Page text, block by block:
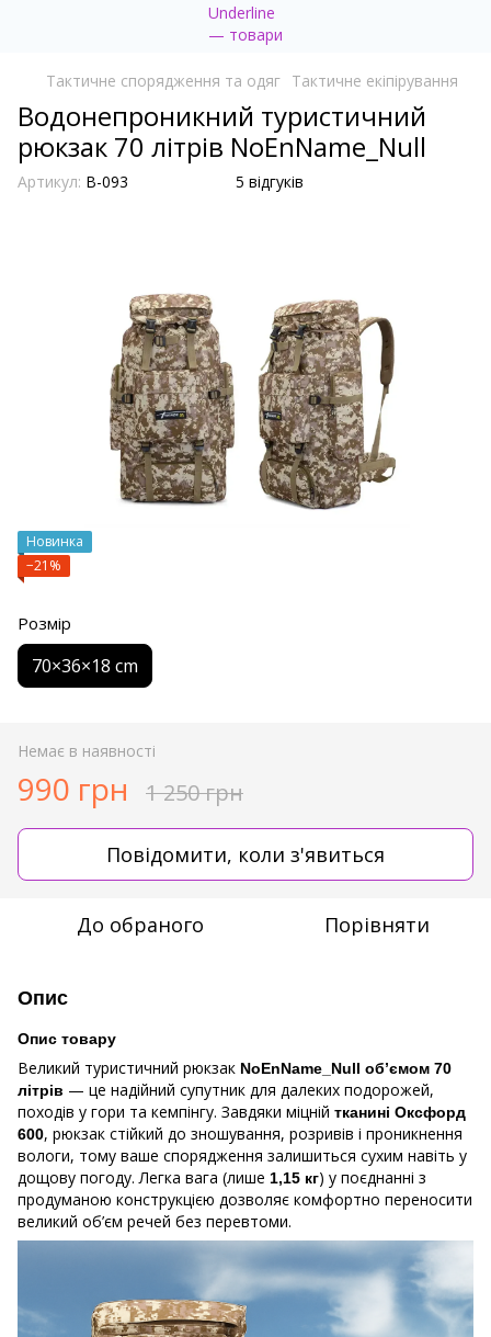
Тактичне спорядження та одяг Тактичне екіпірування
Водонепроникний туристичний
рюкзак 70 літрів NoEnName_Null
Артикул: B-093 5 відгуків
Новинка
−21%
Розмір
70×36×18 cm
Немає в наявності
990 грн 1 250 грн
Повідомити, коли з'явиться
До обраного Порівняти
Опис
Опис товару
Великий туристичний рюкзак NoEnName_Null об’ємом 70
літрів — це надійний супутник для далеких подорожей,
походів у гори та кемпінгу. Завдяки міцній тканині Оксфорд
600, рюкзак стійкий до зношування, розривів і проникнення
вологи, тому ваше спорядження залишиться сухим навіть у
дощову погоду. Легка вага (лише 1,15 кг) у поєднанні з
продуманою конструкцією дозволяє комфортно переносити
великий об’єм речей без перевтоми.